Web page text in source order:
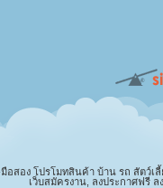
อง โปรโมทสินค้า บ้าน รถ สัตว์เลี้ย
เว็บสมัครงาน, ลงประกาศฟรี